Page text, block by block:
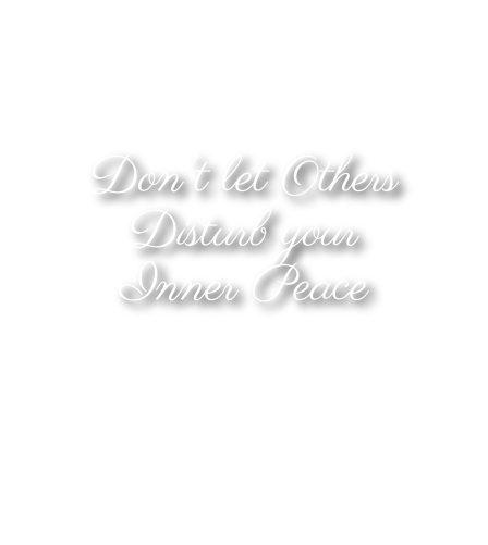
Don't let Others
Disturb your
Inner Peace